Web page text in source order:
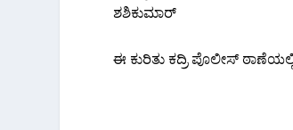
ಶಶಿಕುಮಾರ್
ಈ ಕುರಿತು ಕದ್ರಿ ಪೊಲೀಸ್